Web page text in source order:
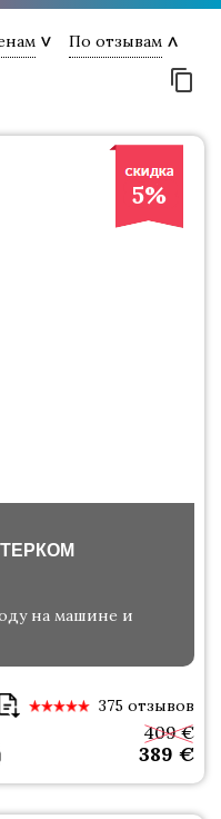
По отзывам
5%
на машине и
375 отзывов
389 €
409 €